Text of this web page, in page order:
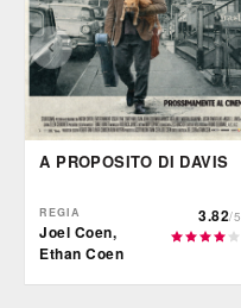
A PROPOSITO DI DAVIS
REGIA
Joel Coen,
Ethan Coen
3.82/5